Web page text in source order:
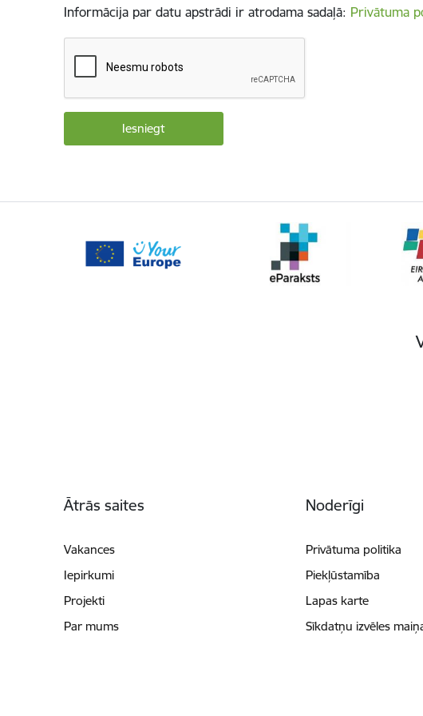
Informācija par datu apstrādi ir atrodama sadaļā: Privātuma
Ātrās saites
Vakances
Iepirkumi
Projekti
Par mums
Noderīgi
Privātuma politika
Piekļūstamība
Lapas karte
Sīkdatņu izvēles